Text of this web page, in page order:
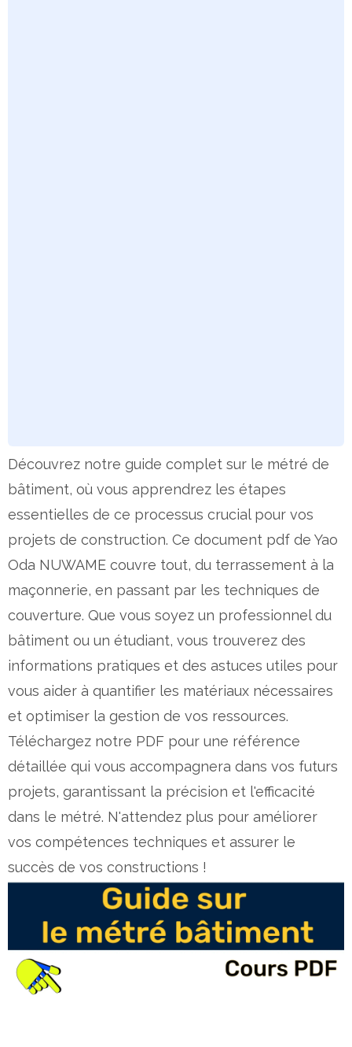
Découvrez notre guide complet sur le métré de
bâtiment, où vous apprendrez les étapes
essentielles de ce processus crucial pour vos
projets de construction. Ce document pdf de Yao
Oda NUWAME couvre tout, du terrassement à la
maçonnerie, en passant par les techniques de
couverture. Que vous soyez un professionnel du
bâtiment ou un étudiant, vous trouverez des
informations pratiques et des astuces utiles pour
vous aider à quantifier les matériaux nécessaires
et optimiser la gestion de vos ressources.
Téléchargez notre PDF pour une référence
détaillée qui vous accompagnera dans vos futurs
projets, garantissant la précision et l'efficacité
dans le métré. N'attendez plus pour améliorer
vos compétences techniques et assurer le
succès de vos constructions !